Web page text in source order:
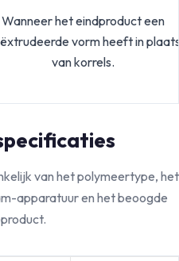
Wanneer het eindproduct een
vorm heeft in
van korrels.
van het polymeertype, het
apparatuur en het beoogde